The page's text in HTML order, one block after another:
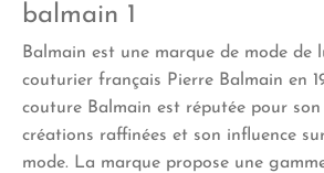
balmain 1
Balmain est une marque de mode de
couturier français Pierre Balmain en
couture Balmain est réputée pour son
créations raffinées et son influence
mode. La marque propose une